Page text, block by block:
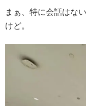
まぁ、特に会話はな
けど。